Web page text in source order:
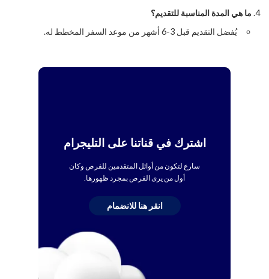
ما هي المدة المناسبة للتقديم؟
يُفضل التقديم قبل 3-6 أشهر من موعد السفر المخطط له.
اشترك في قناتنا على التليجرام
سارع لتكون من أوائل المتقدمين للفرص وكان
أول من يرى الفرص بمجرد ظهورها.
انقر هنا للانضمام